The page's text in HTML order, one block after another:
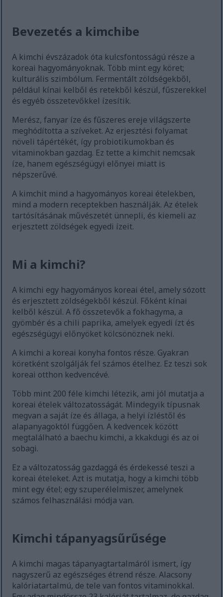
Bevezetés a kimchibe
A kimchi évszázadok óta kulcsfontosságú része a
koreai hagyományoknak. Több mint egy köret;
kulturális szimbólum. Fermentált zöldségekből,
például kínai kelből és retekből készül, fűszerekkel
és egyéb összetevőkkel ízesítik.
Merész, fanyar íze és fűszeres ereje világszerte
meghódította a szíveket. Az erjesztési folyamat
növeli tápértékét, így probiotikumokban és
vitaminokban gazdag. Ez tette a kimchit nemcsak
íze, hanem egészségügyi előnyei miatt is
népszerűvé.
A kimchit mind a hagyományos koreai ételekben,
mind a modern receptekben használják. Az ételek
tartósításának művészetét ünnepli, és kiemeli az
erjesztett zöldségek egyedi ízeit.
Mi a kimchi?
A kimchi egy hagyományos koreai étel, amely sózott
és erjesztett zöldségekből készül. Főként kínai
kelből készül. A fő összetevők a fokhagyma, a
gyömbér és a chili paprika, amelyek egyedi ízt és
egészségügyi előnyöket kölcsönöznek neki.
A kimchi a koreai konyha fontos része. Gyakran
köretként szolgálják fel számos ételhez. Ez teszi sok
koreai otthon kedvencévé.
Több mint 200 féle kimchi létezik, ami jól mutatja a
koreai ételek változatosságát. Mindegyik típusnak
megvan a saját íze és állaga, a helyi ízléstől és
alapanyagoktól függően. A kedvencek között
megtalálható a baechu kimchi, a kkakdugi és az oi
sobagi.
Ez a változatosság gazdaggá és érdekessé teszi a
koreai ételeket. Azt is mutatja, hogy a kimchi több
mint egy étel; egy szuperélelmiszer, amelynek
számos felhasználási módja van.
Kimchi tápanyagsűrűsége
A kimchi magas tápanyagtartalmáról ismert, így
nagyszerű az egészséges étrend része. Alacsony
kalóriatartalmú, de tele van fontos vitaminokkal.